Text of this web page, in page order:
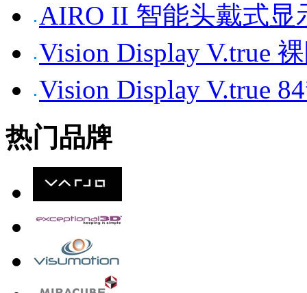
AIRO II 智能头戴式显
Vision Display V.true
Vision Display V.true
热门品牌